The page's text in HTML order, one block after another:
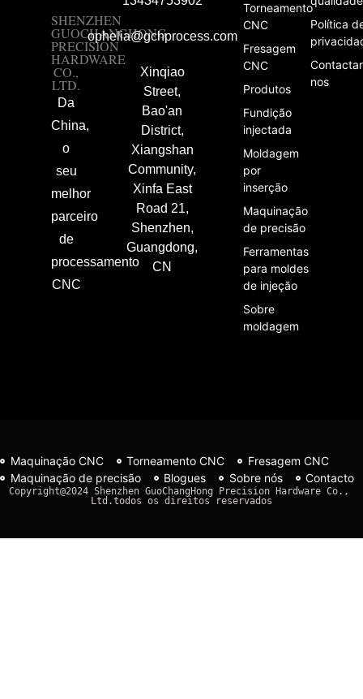
SHENZHEN
GUOCHANGHONG
PRECISION
HARDWARE
CO.,
LTD.
Da
China,
o
seu
melhor
parceiro
de
processamento
CNC
ophelia@gchprocess.com
Xinqiao
Street,
Bao'an
District,
Xiangshan
Community,
Xinfa East
Road 21,
Shenzhen,
Guangdong,
CN
Torneamento
CNC
Fresagem
CNC
Produtos
Fundição
injectada
Moldagem
por
inserção
Maquinação
de precisão
Ferramentas
para moldes
de injeção
Sobre
moldagem
Política
nos
Maquinação CNC Torneamento CNC
Fresagem CNC
Maquinação de precisão
Blogues Sobre nós Contacto
Copyright@2024 Shenzhen GuoChangHong Precision Hardware Co.,
Ltd.todos os direitos reservados